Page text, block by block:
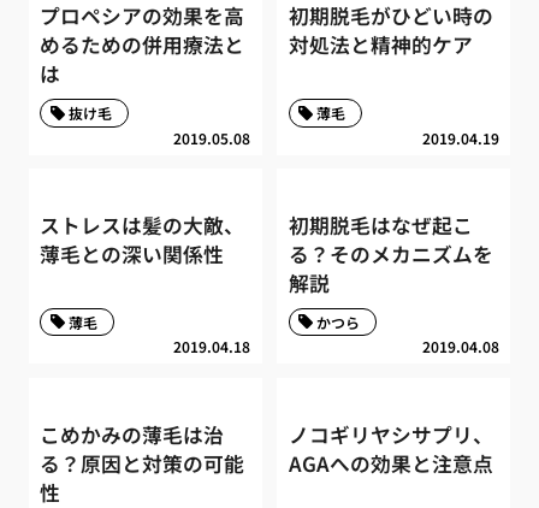
プロペシアの効果を高
めるための併用療法と
は
2019.05.08
抜け毛
初期脱毛がひどい時の
対処法と精神的ケア
2019.04.19
薄毛
ストレスは髪の大敵、
薄毛との深い関係性
2019.04.18
薄毛
初期脱毛はなぜ起こ
る？そのメカニズムを
解説
2019.04.08
かつら
こめかみの薄毛は治
る？原因と対策の可能
性
ノコギリヤシサプリ、
AGAへの効果と注意点